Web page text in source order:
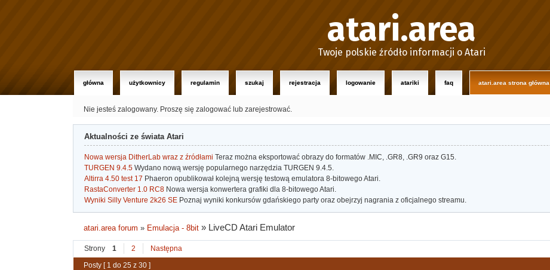
atari.area
Twoje polskie źródło informacji o Atari
główna użytkownicy regulamin szukaj rejestracja logowanie atariki faq atari.area strona główna
Nie jesteś zalogowany. Proszę się zalogować lub zarejestrować.
Aktualności ze świata Atari
Nowa wersja DitherLab wraz z źródłami Teraz można eksportować obrazy do formatów .MIC, .GR8, .GR9 oraz G15.
TURGEN 9.4.5 Wydano nową wersję popularnego narzędzia TURGEN 9.4.5.
Altirra 4.50 test 17 Phaeron opublikował kolejną wersję testową emulatora 8-bitowego Atari.
RastaConverter 1.0 RC8 Nowa wersja konwertera grafiki dla 8-bitowego Atari.
Wyniki Silly Venture 2k26 SE Poznaj wyniki konkursów gdańskiego party oraz obejrzyj nagrania z oficjalnego streamu.
atari.area forum » Emulacja - 8bit » LiveCD Atari Emulator
Strony 1 2 Następna
Posty [ 1 do 25 z 30 ]